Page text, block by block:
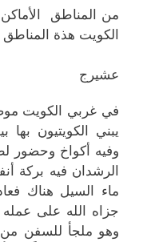
من المناطق
الكويت هذة المناطق
عشیرج
في غربي الكويت
يبني الكويتيون
وفيه أكواخ وحضور
الرشدان فيه بركة
ماء السيل هناك
جزاه الله على
وهو ملجأ للسفن